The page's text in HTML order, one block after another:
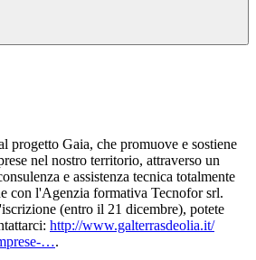
progetto Gaia, che promuove e sostiene
nel nostro territorio, attraverso un
e assistenza tecnica totalmente
con l'Agenzia formativa Tecnofor srl.
(entro il 21 dicembre), potete
http://www.galterrasdeolia.it/
….